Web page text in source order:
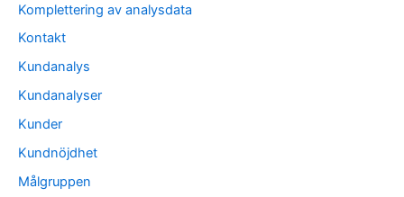
Komplettering av analysdata
Kontakt
Kundanalys
Kundanalyser
Kunder
Kundnöjdhet
Målgruppen